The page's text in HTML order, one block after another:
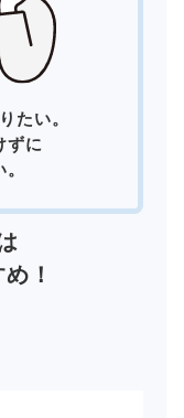
たい。
ずに
！